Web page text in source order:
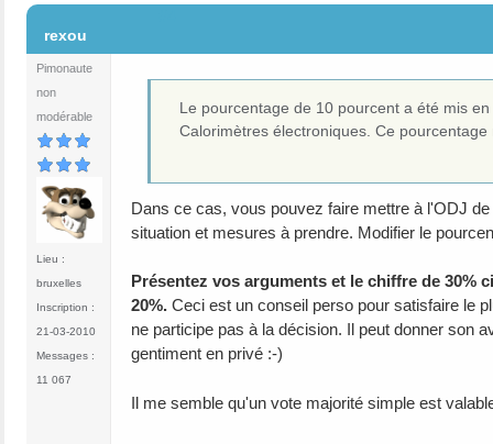
rexou
Pimonaute
non
modérable
Lieu :
bruxelles
Inscription :
21-03-2010
Messages :
11 067
Le pourcentage de 10 pourcent a été mis
Calorimètres électroniques. Ce
Dans ce cas, vous pouvez faire mettre à l'ODJ
situation et mesures à prendre. Modifier le
Présentez vos arguments et le chiffre de 30%
20%. Ceci est un conseil perso pour satisfaire le
ne participe pas à la décision. Il peut donner son
gentiment en privé :-)
Il me semble qu'un vote majorité simple est